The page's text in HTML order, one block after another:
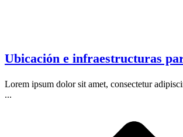
Ubicación e infraestructuras
Lorem ipsum dolor sit amet, consectetur
...